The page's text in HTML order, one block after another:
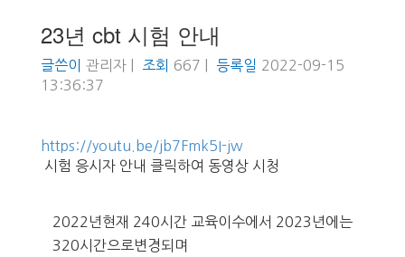
23년 cbt 시험 안내
글쓴이 관리자 | 조회 667 | 등록일 2022-09-15
13:36:37
https://youtu.be/jb7Fmk5I-jw
시험 응시자 안내 클릭하여 동영상 시청
2022년현재 240시간 교육이수에서 2023년에는
320시간으로변경되며